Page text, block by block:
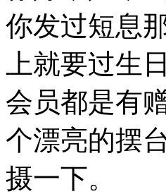
你发过短息
上就要过生
会员都是有
个漂亮的摆
摄一下。